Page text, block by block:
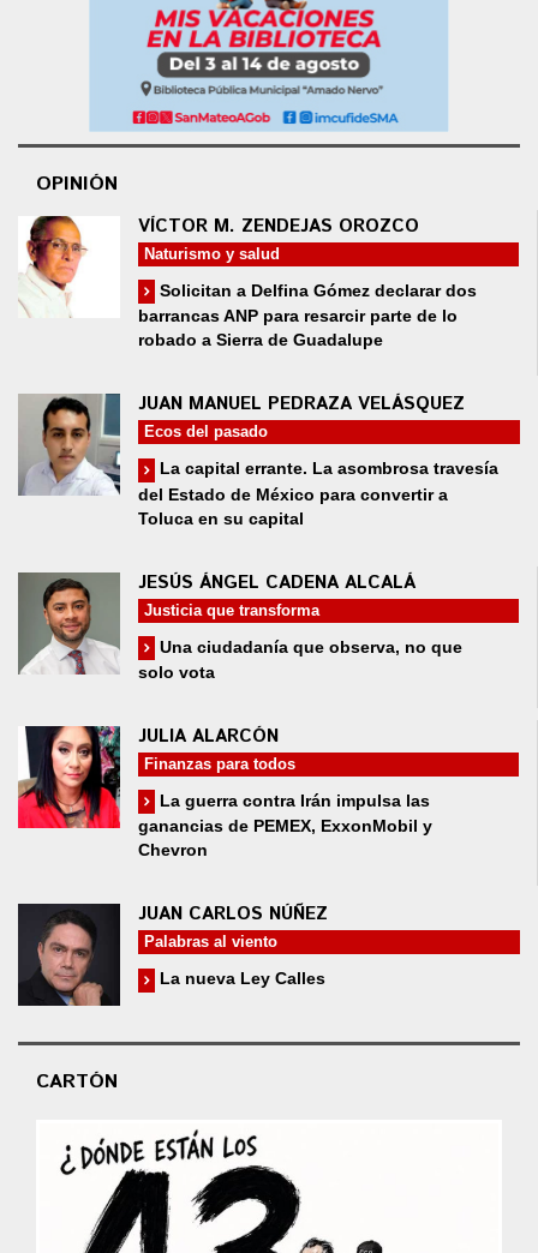
OPINIÓN
VÍCTOR M. ZENDEJAS OROZCO
Naturismo y salud
Solicitan a Delfina Gómez declarar dos
barrancas ANP para resarcir parte de lo
robado a Sierra de Guadalupe
JUAN MANUEL PEDRAZA VELÁSQUEZ
Ecos del pasado
La capital errante. La asombrosa travesía
del Estado de México para convertir a
Toluca en su capital
JESÚS ÁNGEL CADENA ALCALÁ
Justicia que transforma
Una ciudadanía que observa, no que
solo vota
JULIA ALARCÓN
Finanzas para todos
La guerra contra Irán impulsa las
ganancias de PEMEX, ExxonMobil y
Chevron
JUAN CARLOS NÚÑEZ
Palabras al viento
La nueva Ley Calles
CARTÓN